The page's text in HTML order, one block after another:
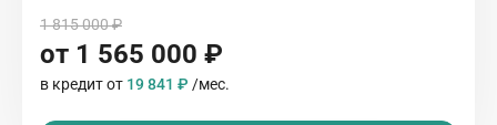
1 815 000 ₽
от 1 565 000 ₽
в кредит от 19 841 ₽ /мес.